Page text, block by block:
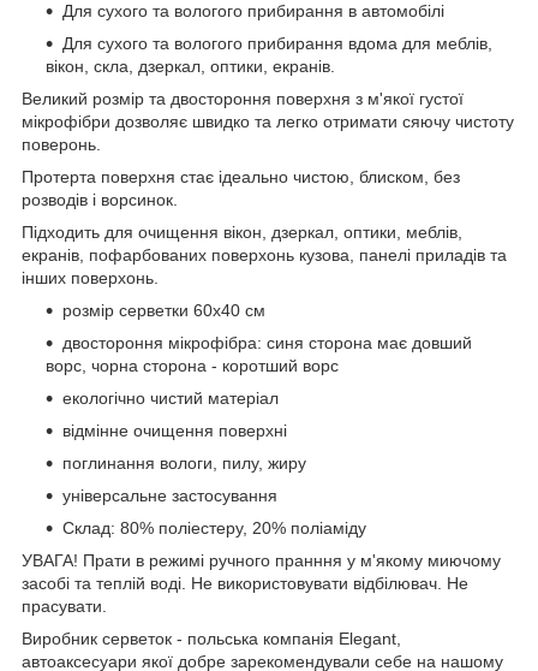
Для сухого та вологого прибирання в автомобілі
Для сухого та вологого прибирання вдома для меблів,
вікон, скла, дзеркал, оптики, екранів.
Великий розмір та двостороння поверхня з м'якої густої
мікрофібри дозволяє швидко та легко отримати сяючу чистоту
поверонь.
Протерта поверхня стає ідеально чистою, блиском, без
розводів і ворсинок.
Підходить для очищення вікон, дзеркал, оптики, меблів,
екранів, пофарбованих поверхонь кузова, панелі приладів та
інших поверхонь.
розмір серветки 60х40 см
двостороння мікрофібра: синя сторона має довший
ворс, чорна сторона - коротший ворс
екологічно чистий матеріал
відмінне очищення поверхні
поглинання вологи, пилу, жиру
універсальне застосування
Склад: 80% поліестеру, 20% поліаміду
УВАГА! Прати в режимі ручного пранння у м'якому миючому
засобі та теплій воді. Не використовувати відбілювач. Не
прасувати.
Виробник серветок - польська компанія Elegant,
автоаксесуари якої добре зарекомендували себе на нашому